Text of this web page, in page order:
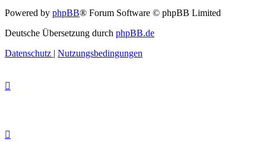
Powered by phpBB® Forum Software © phpBB Limited
Deutsche Übersetzung durch phpBB.de
Datenschutz | Nutzungsbedingungen